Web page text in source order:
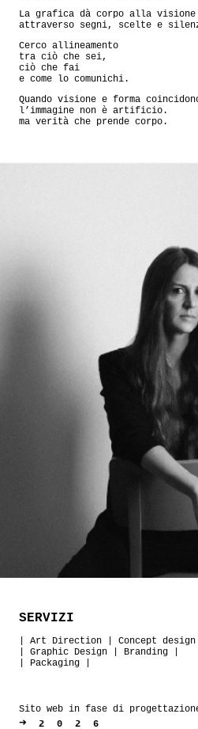
La grafica dà corpo alla visione
attraverso segni, scelte e
Cerco allineamento
tra ciò che sei,
ciò che fai
e come lo comunichi.
Quando visione e forma
l’immagine non è artificio.
ma verità che prende corpo.
SERVIZI
Art Direction
Concept design
Graphic Design Branding
Packaging
Sito web in fase di
➜ 2026